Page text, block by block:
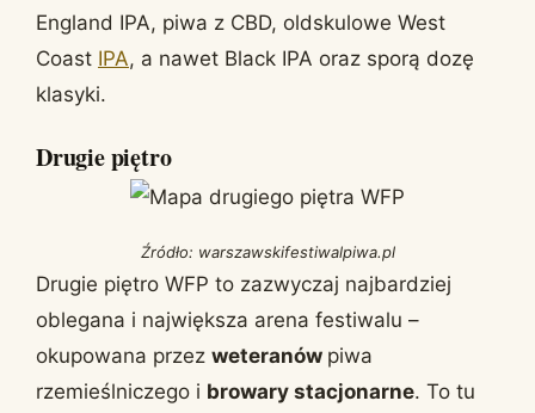
England IPA, piwa z CBD, oldskulowe West
Coast IPA, a nawet Black IPA oraz sporą dozę
klasyki.
Drugie piętro
Źródło: warszawskifestiwalpiwa.pl
Drugie piętro WFP to zazwyczaj najbardziej
oblegana i największa arena festiwalu –
okupowana przez weteranów piwa
rzemieślniczego i browary stacjonarne. To tu